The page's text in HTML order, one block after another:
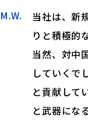
M.W.
当社は、新
りと積極的
当然、対中
していくで
と貢献して
と武器にな